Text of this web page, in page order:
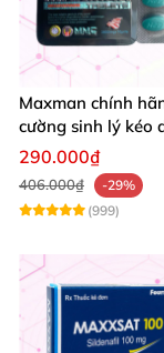
Maxman chính
cường sinh lý kéo
gian chống xuất
hộp 10 viên
290.000₫
406.000₫
-29%
(999)